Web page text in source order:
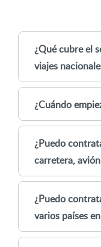
¿Qué cubre el
viajes
¿Cuándo
¿Puedo
carretera,
¿Puedo
varios países